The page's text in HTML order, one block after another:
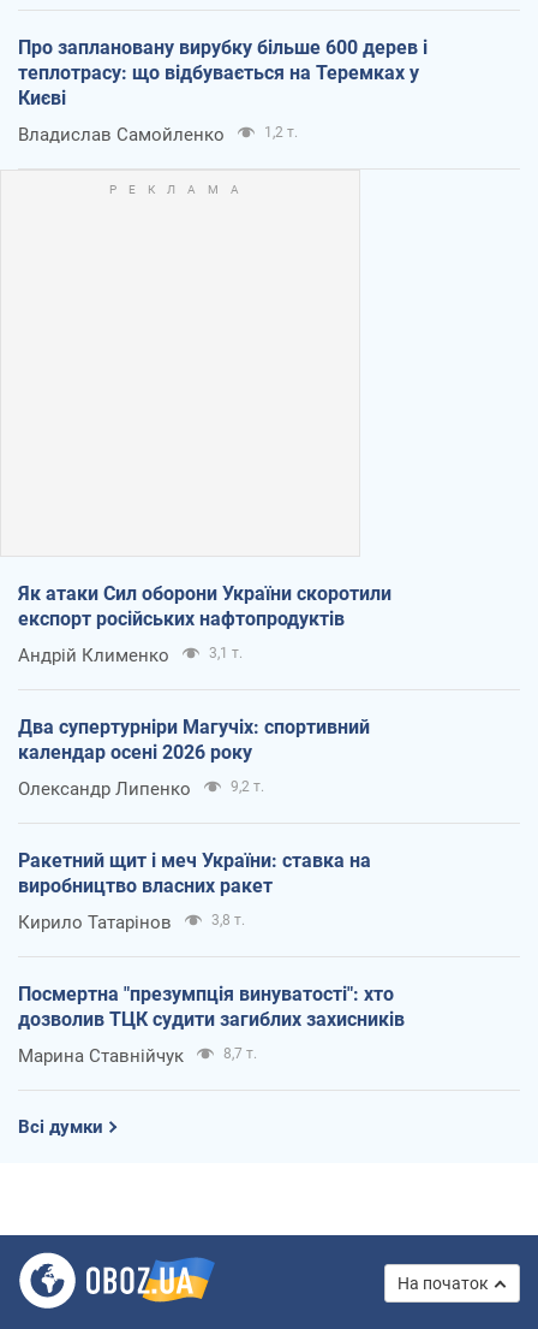
Про заплановану вирубку більше 600 дерев і
теплотрасу: що відбувається на Теремках у
Києві
Владислав Самойленко 1,2 т.
Як атаки Сил оборони України скоротили
експорт російських нафтопродуктів
Андрій Клименко 3,1 т.
Два супертурніри Магучіх: спортивний
календар осені 2026 року
Олександр Липенко 9,2 т.
Ракетний щит і меч України: ставка на
виробництво власних ракет
Кирило Татарінов 3,8 т.
Посмертна "презумпція винуватості": хто
дозволив ТЦК судити загиблих захисників
Марина Ставнійчук 8,7 т.
Всі думки
На початок